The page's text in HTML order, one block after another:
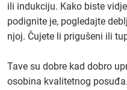
ili indukciju. Kako biste
podignite je, pogledajte
njoj. Čujete li prigušeni ili
Tave su dobre kad dobro
osobina kvalitetnog